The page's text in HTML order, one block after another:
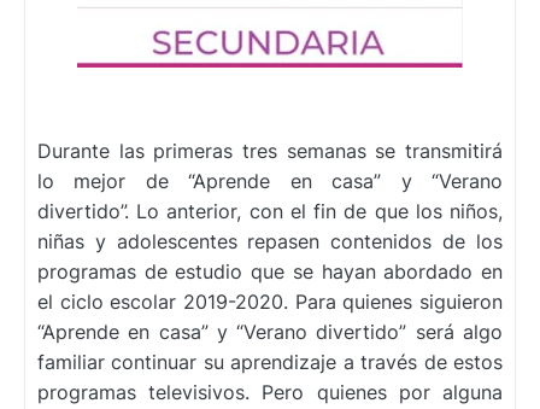
Durante las primeras tres semanas se transmitirá
lo mejor de “Aprende en casa” y “Verano
divertido”. Lo anterior, con el fin de que los niños,
niñas y adolescentes repasen contenidos de los
programas de estudio que se hayan abordado en
el ciclo escolar 2019-2020. Para quienes siguieron
“Aprende en casa” y “Verano divertido” será algo
familiar continuar su aprendizaje a través de estos
programas televisivos. Pero quienes por alguna